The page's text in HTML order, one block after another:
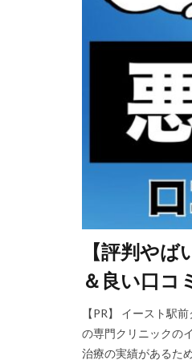
【評判や
＆良い口コ
【PR】 イースト駅
の専門クリニックの
治療の実績があるた